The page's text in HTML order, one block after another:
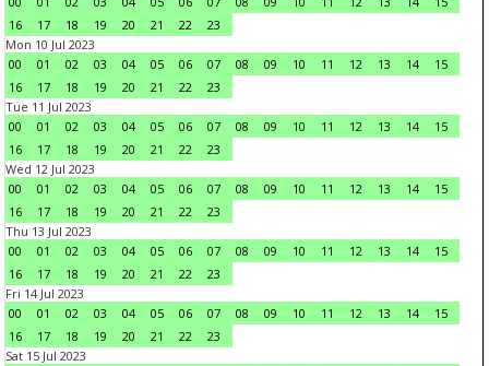
16
17 18 19 20 21 22
23
Mon 10 Jul 2023
00
01 02 03 04 05 06 07 08 09 10 11 12 13 14
15
16
17 18 19 20 21 22
23
Tue 11 Jul 2023
00
01 02 03 04 05 06 07 08 09 10 11 12 13 14
15
16
17 18 19 20 21 22
23
Wed 12 Jul 2023
00
01 02 03 04 05 06 07 08 09 10 11 12 13 14
15
16
17 18 19 20 21 22
23
Thu 13 Jul 2023
00
01 02 03 04 05 06 07 08 09 10 11 12 13 14
15
16
17 18 19 20 21 22
23
Fri 14 Jul 2023
00
01 02 03 04 05 06 07 08 09 10 11 12 13 14
15
16
17 18 19 20 21 22
23
Sat 15 Jul 2023